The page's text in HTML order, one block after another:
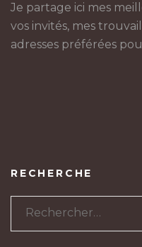
Je partage ici mes
vos invités, mes
adresses préférées
RECHERCHE
Rechercher :